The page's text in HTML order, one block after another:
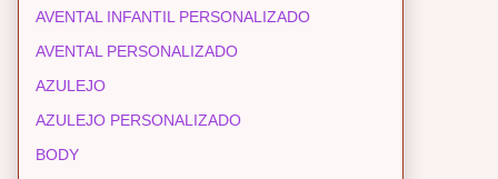
AVENTAL INFANTIL PERSONALIZADO
AVENTAL PERSONALIZADO
AZULEJO
AZULEJO PERSONALIZADO
BODY